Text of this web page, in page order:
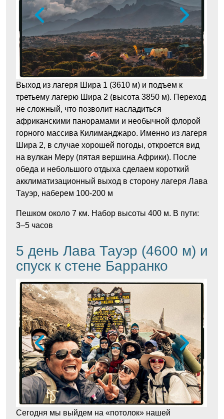
Выход из лагеря Шира 1 (3610 м) и подъем к
третьему лагерю Шира 2 (высота 3850 м). Переход
не сложный, что позволит насладиться
африканскими панорамами и необычной флорой
горного массива Килиманджаро. Именно из лагеря
Шира 2, в случае хорошей погоды, откроется вид
на вулкан Меру (пятая вершина Африки). После
обеда и небольшого отдыха сделаем короткий
акклиматизационный выход в сторону лагеря Лава
Тауэр, наберем 100-200 м
Пешком около 7 км. Набор высоты 400 м. В пути:
3–5 часов
5 день Лава Тауэр (4600 м) и
спуск к стене Барранко
Сегодня мы выйдем на «потолок» нашей